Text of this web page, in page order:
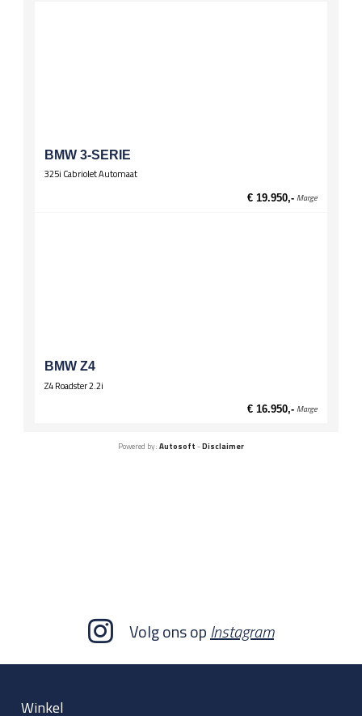
Stuurwiel
BMW 3-SERIE
325i Cabriolet Automaat
€ 19.950,- Marge
BMW Z4
Z4 Roadster 2.2i
€ 16.950,- Marge
Powered by: Autosoft -Disclaimer
Volg ons opInstagram
Winkel